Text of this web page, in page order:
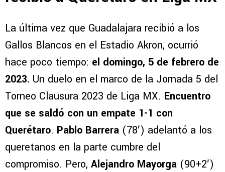
La última vez que Guadalajara recibió a los
Gallos Blancos en el Estadio Akron, ocurrió
hace poco tiempo: el domingo, 5 de febrero de
2023. Un duelo en el marco de la Jornada 5 del
Torneo Clausura 2023 de Liga MX. Encuentro
que se saldó con un empate 1-1 con
Querétaro. Pablo Barrera (78′) adelantó a los
queretanos en la parte cumbre del
compromiso. Pero, Alejandro Mayorga (90+2′)